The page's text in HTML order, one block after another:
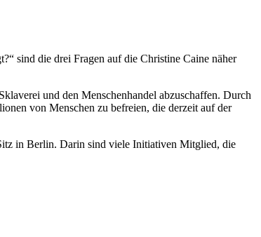
sind die drei Fragen auf die Christine Caine näher
und den Menschenhandel abzuschaffen. Durch
von Menschen zu befreien, die derzeit auf der
in Berlin. Darin sind viele Initiativen Mitglied, die